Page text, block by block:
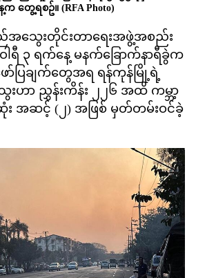
တွေ့ရစဥ်။ (RFA Photo)
အသွေးတိုင်းတာရေးအဖွဲ့အစည်း
ါရီ ၃ ရက်နေ့ မနက်ခြောက်နာရီခွဲက
ော်ပြချက်တွေအရ ရန်ကုန်မြို့ရဲ့
ာ ညွှန်းကိန်း ၂၂၆ အထိ ကမ္ဘာ့
အဆင့် (၂) အဖြစ် မှတ်တမ်းဝင်ခဲ့